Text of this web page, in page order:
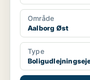
Område
Aalborg Øst
Type